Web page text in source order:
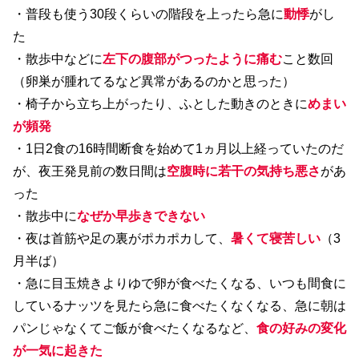
・普段も使う30段くらいの階段を上ったら急に動悸がし
た
・散歩中などに左下の腹部がつったように痛むこと数回
（卵巣が腫れてるなど異常があるのかと思った）
・椅子から立ち上がったり、ふとした動きのときにめまい
が頻発
・1日2食の16時間断食を始めて1ヵ月以上経っていたのだ
が、夜王発見前の数日間は空腹時に若干の気持ち悪さがあ
った
・散歩中になぜか早歩きできない
・夜は首筋や足の裏がポカポカして、 暑くて寝苦しい （3
月半ば）
・急に目玉焼きよりゆで卵が食べたくなる、いつも間食に
しているナッツを見たら急に食べたくなくなる、急に朝は
パンじゃなくてご飯が食べたくなるなど、 食の好みの変化
が一気に起きた